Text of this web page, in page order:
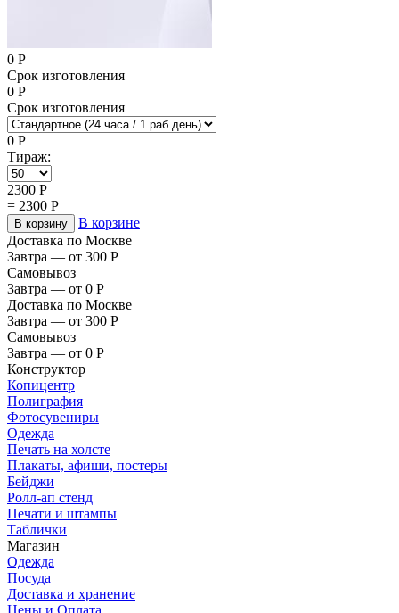
0 Р
Срок изготовления
0 Р
Срок изготовления
0 Р
Тираж:
2300 Р
= 2300 Р
В корзину
В корзине
Доставка по Москве
Завтра — от 300 Р
Самовывоз
Завтра — от 0 Р
Доставка по Москве
Завтра — от 300 Р
Самовывоз
Завтра — от 0 Р
Конструктор
Копицентр
Полиграфия
Фотосувениры
Одежда
Печать на холсте
Плакаты, афиши, постеры
Бейджи
Ролл-ап стенд
Печати и штампы
Таблички
Магазин
Одежда
Посуда
Доставка и хранение
Цены и Оплата